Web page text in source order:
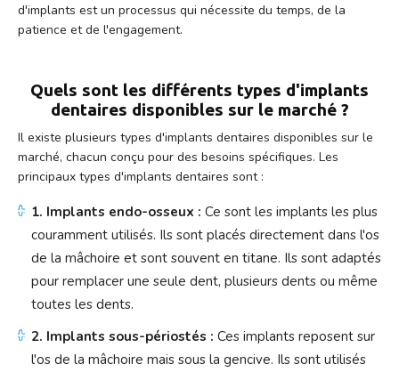
d'implants est un processus qui nécessite du temps, de la
patience et de l'engagement.
Quels sont les différents types d'implants
dentaires disponibles sur le marché ?
Il existe plusieurs types d'implants dentaires disponibles sur le
marché, chacun conçu pour des besoins spécifiques. Les
principaux types d'implants dentaires sont :
1. Implants endo-osseux : Ce sont les implants les plus
couramment utilisés. Ils sont placés directement dans l'os
de la mâchoire et sont souvent en titane. Ils sont adaptés
pour remplacer une seule dent, plusieurs dents ou même
toutes les dents.
2. Implants sous-périostés : Ces implants reposent sur
l'os de la mâchoire mais sous la gencive. Ils sont utilisés